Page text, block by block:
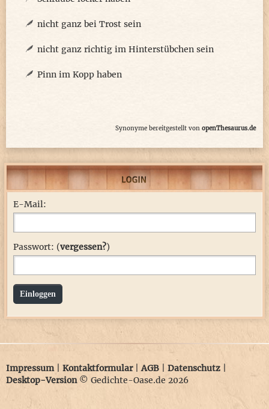
nicht ganz bei Trost sein
nicht ganz richtig im Hinterstübchen sein
Pinn im Kopp haben
Synonyme bereitgestellt von openThesaurus.de
E-Mail:
Passwort: (vergessen?)
Einloggen
Impressum| Kontaktformular|AGB Datenschutz
Desktop-Version© Gedichte-Oase.de 2026